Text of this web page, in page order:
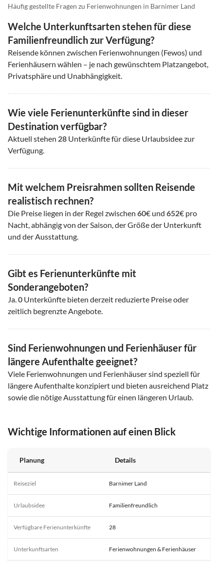
Häufig gestellte Fragen zu Ferienwohnungen in Barnimer Land
Welche Unterkunftsarten stehen für diese
Familienfreundlich zur Verfügung?
Reisende können zwischen Ferienwohnungen (Fewos) und
Ferienhäusern wählen – je nach gewünschtem Platzangebot,
Privatsphäre und Unabhängigkeit.
Wie viele Ferienunterkünfte sind in dieser
Destination verfügbar?
Aktuell stehen 28 Unterkünfte für diese Urlaubsidee zur
Verfügung.
Mit welchem Preisrahmen sollten Reisende
realistisch rechnen?
Die Preise liegen in der Regel zwischen 60€ und 652€ pro
Nacht, abhängig von der Saison, der Größe der Unterkunft
und der Ausstattung.
Gibt es Ferienunterkünfte mit
Sonderangeboten?
Ja.0 Unterkünfte bieten derzeit reduzierte Preise oder
zeitlich begrenzte Angebote.
Sind Ferienwohnungen und Ferienhäuser für
längere Aufenthalte geeignet?
Viele Ferienwohnungen und Ferienhäuser sind speziell für
längere Aufenthalte konzipiert und bieten ausreichend Platz
sowie die nötige Ausstattung für einen längeren Urlaub.
Wichtige Informationen auf einen Blick
Planung Details
Reiseziel Barnimer Land
Urlaubsidee Familienfreundlich
Verfügbare Ferienunterkünfte 28
Unterkunftsarten Ferienwohnungen & Ferienhäuser